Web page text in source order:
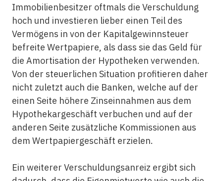
Immobilienbesitzer oftmals die Verschuldung
hoch und investieren lieber einen Teil des
Vermögens in von der Kapitalgewinnsteuer
befreite Wertpapiere, als dass sie das Geld für
die Amortisation der Hypotheken verwenden.
Von der steuerlichen Situation profitieren daher
nicht zuletzt auch die Banken, welche auf der
einen Seite höhere Zinseinnahmen aus dem
Hypothekargeschäft verbuchen und auf der
anderen Seite zusätzliche Kommissionen aus
dem Wertpapiergeschäft erzielen.
Ein weiterer Verschuldungsanreiz ergibt sich